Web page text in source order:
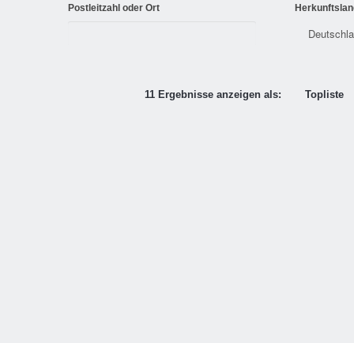
Postleitzahl oder Ort
11 Ergebnisse anzeigen als: Topliste